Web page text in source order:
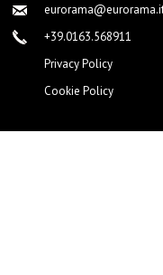
+39.0163.568911
Privacy Policy
Cookie Policy